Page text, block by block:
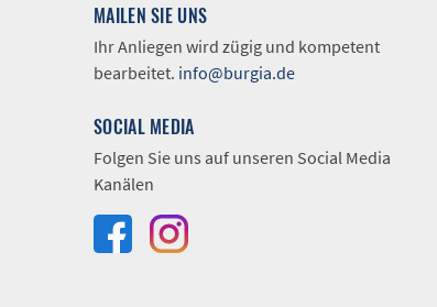
MAILEN SIE UNS
Ihr Anliegen wird zügig und kompetent
bearbeitet. info@burgia.de
SOCIAL MEDIA
Folgen Sie uns auf unseren Social Media
Kanälen